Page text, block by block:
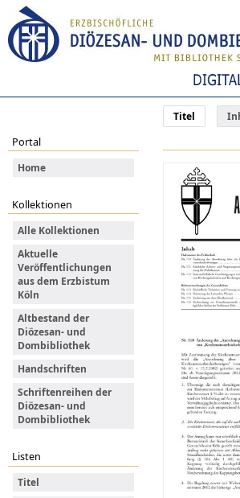
Titel
Portal
Home
Kollektionen
Alle Kollektionen
Aktuelle
Veröffentlichungen
aus dem Erzbistum
Köln
Altbestand der
Diözesan- und
Dombibliothek
Handschriften
Schriftenreihen der
Diözesan- und
Dombibliothek
Listen
Titel